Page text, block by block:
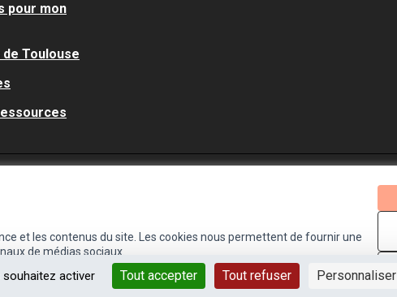
activer Tout accepter Tout refuser Personnaliser
et les contenus du site. Les cookies nous permettent de fournir une
de médias sociaux.
pour mon
Toulouse